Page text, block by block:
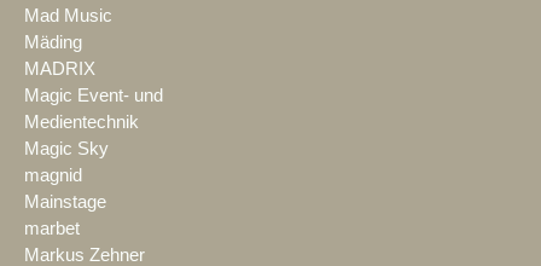
Mad Music
Mäding
MADRIX
Magic Event- und
Medientechnik
Magic Sky
magnid
Mainstage
marbet
Markus Zehner